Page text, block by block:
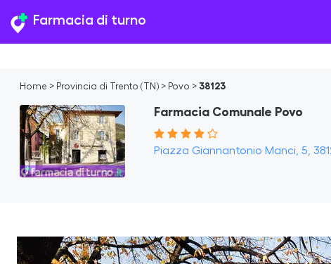
Farmacia di turno
Home > Provincia di Trento (TN) > Povo > 38123
Farmacia Comunale Povo
Piazza Giannantonio Manci, 5,